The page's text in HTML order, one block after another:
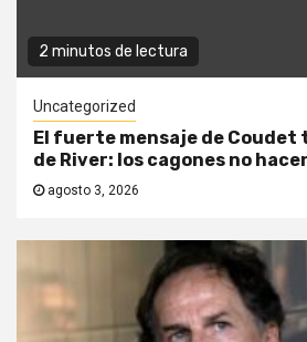
2 minutos de lectura
Uncategorized
El fuerte mensaje de
de River: los cagones no
agosto 3, 2026